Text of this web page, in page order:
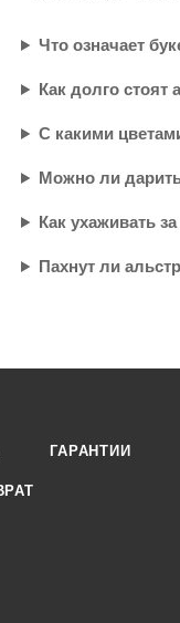
Что означает
Как долго стоят
С какими
Можно ли
Как ухаживать
Пахнут ли
ГАРАНТИИ